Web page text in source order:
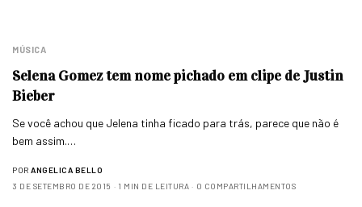
MÚSICA
Selena Gomez tem nome pichado em clipe de Justin
Bieber
Se você achou que Jelena tinha ficado para trás, parece que não é
bem assim.…
POR ANGELICA BELLO
3 DE SETEMBRO DE 2015
1 MIN DE LEITURA 0 COMPARTILHAMENTOS